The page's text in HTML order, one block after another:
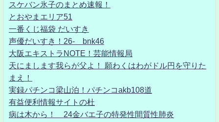
スケバン氷子のまとめ速報！
とおやまエリア51
一番くじ福袋 だいすき
声優だいすき！26- bnk46
大阪エキストラNOTE！芸能情報局
天にまします我らが父よ！ 願わくはわがドル円を守りた
まえ！
実録パチンコ梁山泊！パチンコakb108道
有益便利情報サイトの杜
病は木から！ 24金バエ子の特発性間質性肺炎